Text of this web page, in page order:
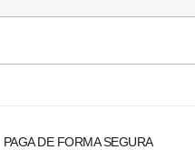
PAGA DE FORMA SEGURA